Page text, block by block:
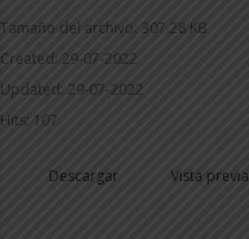
Tamaño del archivo: 307.28 KB
Created: 29-07-2022
Updated: 29-07-2022
Hits: 107
Descargar Vista previa